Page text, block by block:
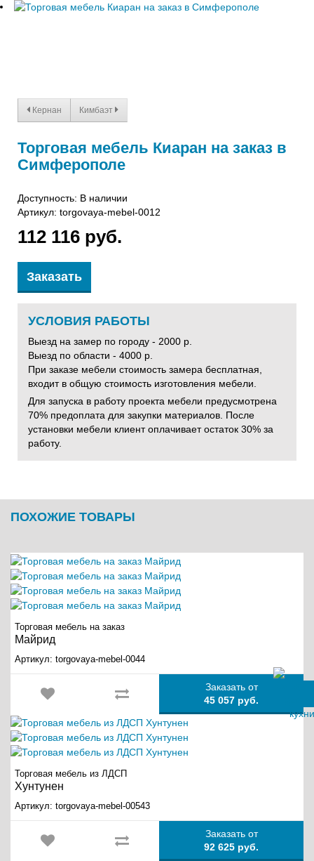
Кернан Кимбаэт
Торговая мебель Киаран на заказ в
Симферополе
Доступность: В наличии
Артикул: torgovaya-mebel-0012
112 116 руб.
Заказать
УСЛОВИЯ РАБОТЫ
Выезд на замер по городу - 2000 р.
Выезд по области - 4000 р.
При заказе мебели стоимость замера бесплатная,
входит в общую стоимость изготовления мебели.
Для запуска в работу проекта мебели предусмотрена
70% предоплата для закупки материалов. После
установки мебели клиент оплачивает остаток 30% за
работу.
ПОХОЖИЕ ТОВАРЫ
Торговая мебель на заказ
Майрид
Артикул: torgovaya-mebel-0044
Заказать от
45 057 руб.
Торговая мебель из ЛДСП
Хунтунен
Артикул: torgovaya-mebel-00543
Заказать от
92 625 руб.